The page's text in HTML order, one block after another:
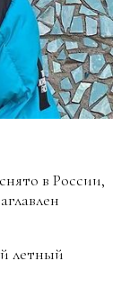
в России,
летный